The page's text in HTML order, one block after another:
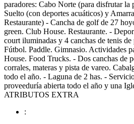
paradores: Cabo Norte (para disfrutar la
Suelto (con deportes acuáticos) y
Restaurante) - Cancha de golf de 27
green. Club House. Restaurante. -
court iluminadas y 4 canchas de tenis
Fútbol. Paddle. Gimnasio. Actividades
House. Food Trucks. - Dos canchas de
corrales, materas y pista de vareo.
todo el año. - Laguna de 2 has. -
proveeduría abierta todo el año y una
ATRIBUTOS EXTRA
: